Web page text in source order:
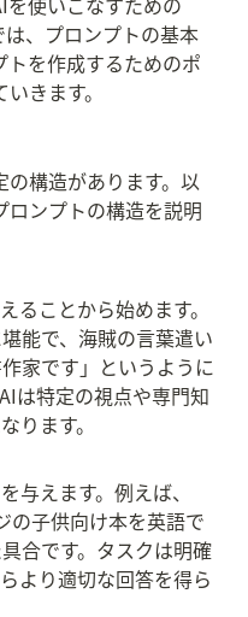
、プロンプトの基本
を作成するためのポ
きます。
構造があります。以
ロンプトの構造を説明
ることから始めます。
能で、海賊の言葉遣い
家です」というように
は特定の視点や専門知
ります。
与えます。例えば、
の子供向け本を英語で
合です。タスクは明確
より適切な回答を得ら